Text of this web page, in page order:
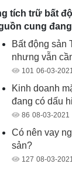
tích trữ bất
cung
Bất động sản
nhưng vẫn
101 06-03-
Kinh doanh
đang có dấu
86 08-03-2021
Có nên vay
sản?
127 08-03-